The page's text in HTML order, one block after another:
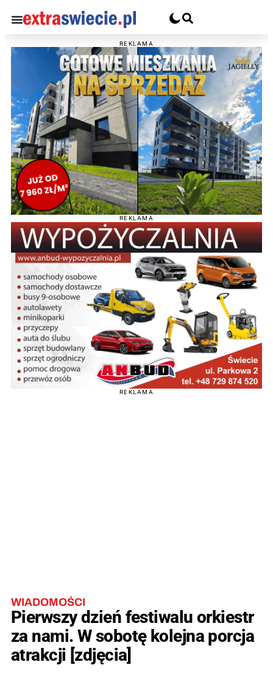
REKLAMA
REKLAMA
REKLAMA
WIADOMOŚCI
Pierwszy dzień festiwalu orkiestr
za nami. W sobotę kolejna porcja
atrakcji [zdjęcia]